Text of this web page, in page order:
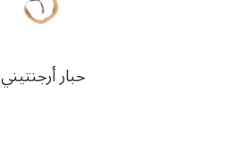
حبار أرجنتيني